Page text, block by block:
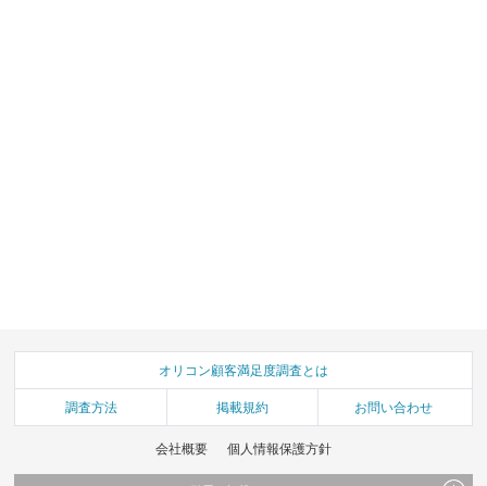
オリコン顧客満足度調査とは
調査方法 掲載規約 お問い合わせ
会社概要 個人情報保護方針